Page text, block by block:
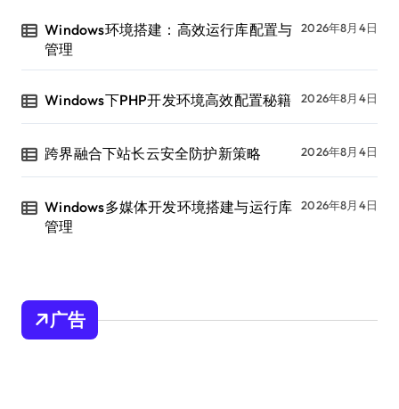
Windows环境搭建：高效运行库配置与
管理
2026年8月4日
Windows下PHP开发环境高效配置秘籍 2026年8月4日
跨界融合下站长云安全防护新策略 2026年8月4日
Windows多媒体开发环境搭建与运行库
管理
2026年8月4日
广告